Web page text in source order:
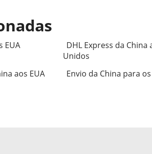
EUA
DHL Express da China
Unidos
aos EUA Envio da China para os